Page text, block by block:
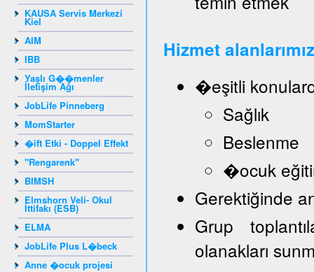
KAUSA Servis Merkezi
Kiel
AIM
IBB
Yaşlı G��menler
İletişim Ağı
JobLife Pinneberg
MomStarter
�ift Etki - Doppel Effekt
"Rengarenk"
BIMSH
Elmshorn Veli- Okul
İttifakı (ESB)
ELMA
JobLife Plus L�beck
Anne �ocuk projesi
Hizmet
�eşitli
Sağlık
Beslenme
�ocuk
Gerektiğinde
Grup
olanakları